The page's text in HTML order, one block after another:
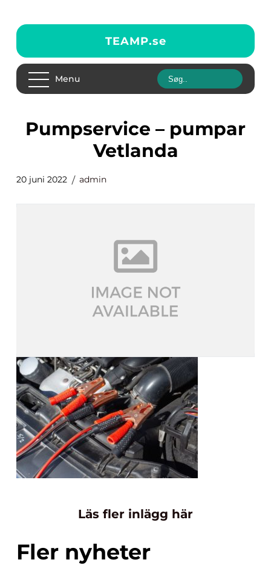
TEAMP.se
Menu
pumpservice – pumpar
Vetlanda
20 juni 2022 admin
Läs fler inlägg här
Fler nyheter